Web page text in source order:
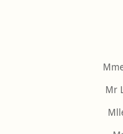
Mr